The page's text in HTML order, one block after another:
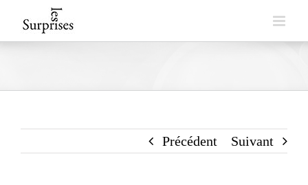
to
Précédent Suivant